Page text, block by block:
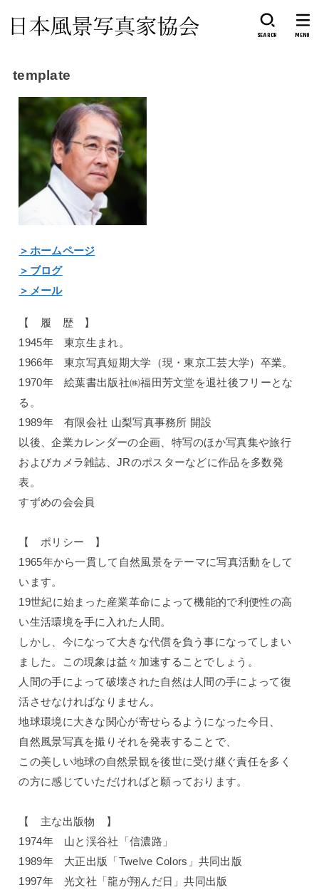
SEARCH MENU
template
＞ホームページ
＞ブログ
＞メール
【 履 歴 】
1945年 東京生まれ。
1966年 東京写真短期大学（現・東京工芸大学）卒業。
1970年 絵葉書出版社㈱福田芳文堂を退社後フリーとな
る。
1989年 有限会社 山梨写真事務所 開設
以後、企業カレンダーの企画、特写のほか写真集や旅行
およびカメラ雑誌、JRのポスターなどに作品を多数発
表。
すずめの会会員
【 ポリシー 】
1965年から一貫して自然風景をテーマに写真活動をして
います。
19世紀に始まった産業革命によって機能的で利便性の高
い生活環境を手に入れた人間。
しかし、今になって大きな代償を負う事になってしまい
ました。この現象は益々加速することでしょう。
人間の手によって破壊された自然は人間の手によって復
活させなければなりません。
地球環境に大きな関心が寄せらるようになった今日、
自然風景写真を撮りそれを発表することで、
この美しい地球の自然景観を後世に受け継ぐ責任を多く
の方に感じていただければと願っております。
【 主な出版物 】
1974年 山と渓谷社「信濃路」
1989年 大正出版「Twelve Colors」共同出版
1997年 光文社「龍が翔んだ日」共同出版